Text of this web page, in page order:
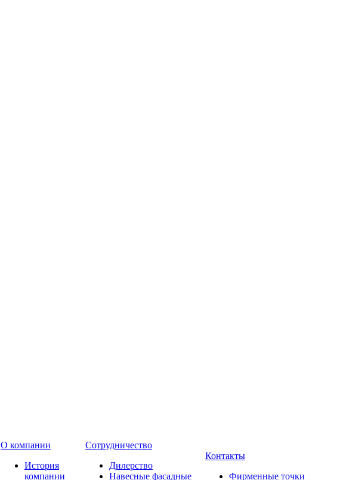
О компании
История
компании
Сотрудничество
Дилерство
Навесные фасадные
Контакты
Фирменные точки